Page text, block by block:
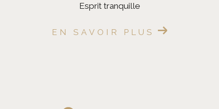
esprit tranquille
EN SAVOIR PLUS